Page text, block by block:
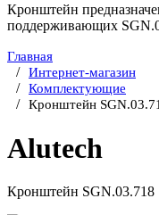
Кронштейн
поддерживающих
Главная
Интернет-магазин
Комплектующие
Кронштейн
Alutech
Кронштейн SGN.03.718